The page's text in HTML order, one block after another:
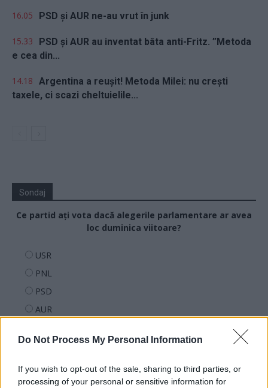
Do Not Process My Personal Information
If you wish to opt-out of the sale, sharing to third parties, or
processing of your personal or sensitive information for
16.05 PSD și AUR ne-au vrut în junk
15.33
PSD și AUR au inventat bâta anti-Fritz. ”Metoda
e cea din...
14.18 Argentina a reușit! Metoda Milei: nu crești
taxele, ci scazi cheltuielile...
Sondaj
Ce partid ați vota dacă alegerile parlamentare ar avea
loc duminica viitoare?
USR
PNL
PSD
AUR
PMP (Tomac)
Forța Dreptei (L. Orban)
PNȚMM